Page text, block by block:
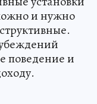
и нужно
поведение и